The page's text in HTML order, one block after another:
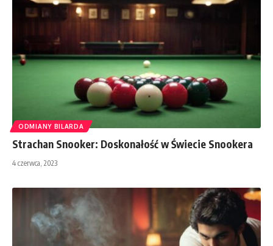
ODMIANY BILARDA
Strachan Snooker: Doskonałość w Świecie Snookera
4 czerwca, 2023